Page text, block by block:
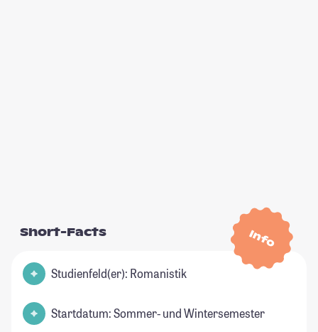
Info
Short-Facts
Studienfeld(er): Romanistik
Startdatum: Sommer- und Wintersemester